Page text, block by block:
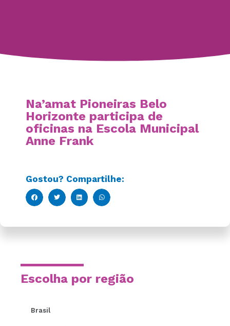
Na’amat Pioneiras Belo
Horizonte participa de
oficinas na Escola Municipal
Anne Frank
Gostou? Compartilhe:
Escolha por região
Brasil